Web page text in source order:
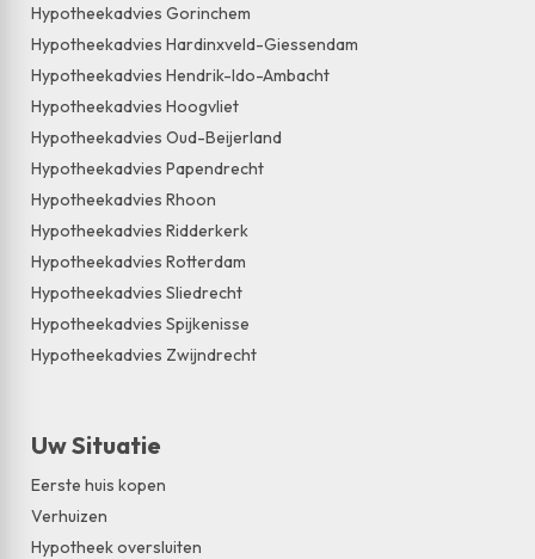
Hypotheekadvies Gorinchem
Hypotheekadvies Hardinxveld-Giessendam
Hypotheekadvies Hendrik-Ido-Ambacht
Hypotheekadvies Hoogvliet
Hypotheekadvies Oud-Beijerland
Hypotheekadvies Papendrecht
Hypotheekadvies Rhoon
Hypotheekadvies Ridderkerk
Hypotheekadvies Rotterdam
Hypotheekadvies Sliedrecht
Hypotheekadvies Spijkenisse
Hypotheekadvies Zwijndrecht
Uw Situatie
Eerste huis kopen
Verhuizen
Hypotheek oversluiten